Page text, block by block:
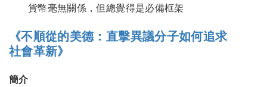
貨幣毫無關係，但總覺得是必備框架
《不順從的美德：直擊異議分子如何追求
社會革新》
簡介